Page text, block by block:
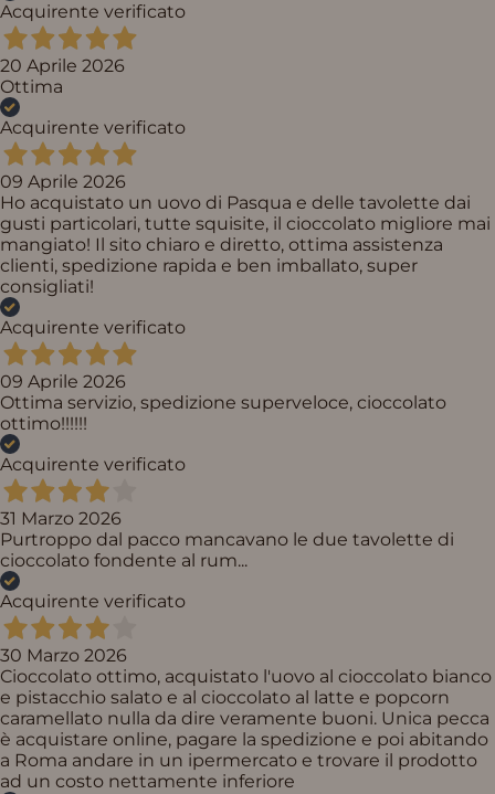
Acquirente verificato
20 Aprile 2026
Ottima
Acquirente verificato
09 Aprile 2026
Ho acquistato un uovo di Pasqua e delle tavolette dai
gusti particolari, tutte squisite, il cioccolato migliore mai
mangiato! Il sito chiaro e diretto, ottima assistenza
clienti, spedizione rapida e ben imballato, super
consigliati!
Acquirente verificato
09 Aprile 2026
Ottima servizio, spedizione superveloce, cioccolato
ottimo!!!!!!
Acquirente verificato
31 Marzo 2026
Purtroppo dal pacco mancavano le due tavolette di
cioccolato fondente al rum...
Acquirente verificato
30 Marzo 2026
Cioccolato ottimo, acquistato l'uovo al cioccolato bianco
e pistacchio salato e al cioccolato al latte e popcorn
caramellato nulla da dire veramente buoni. Unica pecca
è acquistare online, pagare la spedizione e poi abitando
a Roma andare in un ipermercato e trovare il prodotto
ad un costo nettamente inferiore